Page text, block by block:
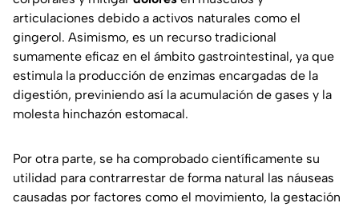
articulaciones debido a activos naturales como el
gingerol. Asimismo, es un recurso tradicional
sumamente eficaz en el ámbito gastrointestinal, ya que
estimula la producción de enzimas encargadas de la
digestión, previniendo así la acumulación de gases y la
molesta hinchazón estomacal.
Por otra parte, se ha comprobado científicamente su
utilidad para contrarrestar de forma natural las náuseas
causadas por factores como el movimiento, la gestación